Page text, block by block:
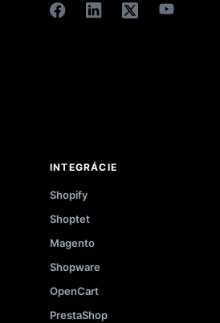
INTEGRÁCIE
Shopify
Shoptet
Magento
Shopware
OpenCart
PrestaShop